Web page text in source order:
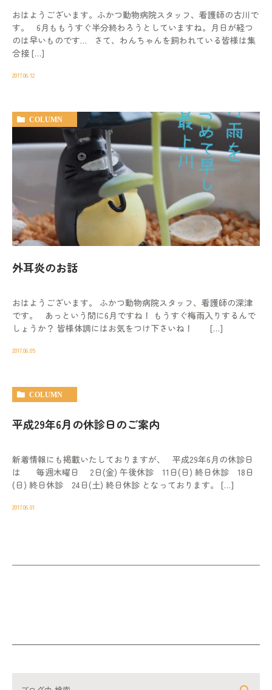
おはようございます。ふかつ動物病院スタッフ、看護師の古川で
す。 6月ももうすぐ半分終わろうとしていますね。月日が経つ
のは早いものです… さて、わんちゃんを飼われている皆様は集
合接 […]
2017.06.12
COLUMN
外耳炎のお話
おはようございます。 ふかつ動物病院スタッフ、看護師の深津
です。 あっという間に6月ですね！ もうすぐ梅雨入りするんで
しょうか？ 皆様体調にはお気をつけ下さいね！ […]
2017.06.05
COLUMN
平成29年6月の休診日のご案内
新着情報にも掲載いたしておりますが、 平成29年6月の休診日
は 毎週木曜日 2日(金) 午後休診 11日(日) 終日休診 18日
(日) 終日休診 24日(土) 終日休診 となっております。 […]
2017.06.01